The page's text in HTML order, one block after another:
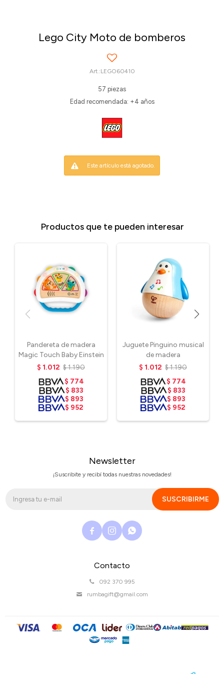
Lego City Moto de bomberos
LEGO60410
57 piezas
Edad recomendada: +4 años
Este artículo está agotado.
Productos que te pueden interesar
Pandereta de madera
Magic Touch Baby Einstein
$ 1.012 $1.190
$ 774
$ 833
$ 893
$ 952
Juguete Pinguino musical
de madera
$ 1.012 $1.190
$ 774
$ 833
$ 893
$ 952
Contacto
092 370 995
rumbagift@gmail.com
Newsletter
¡Suscribite y recibí todas nuestras novedades!
SUSCRIBIRME
  